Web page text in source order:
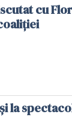
cu
coaliției
la